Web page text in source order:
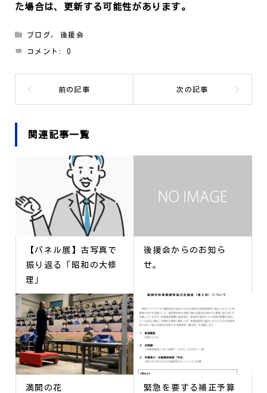
た場合は、更新する可能性があります。
ブログ, 後援会
コメント:0
関連記事一覧
【パネル展】古写真で
振り返る「昭和の大修
理」
後援会からのお知ら
せ。
満開の花
緊急を要する補正予算